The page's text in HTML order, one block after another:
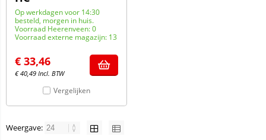
Op werkdagen voor 14:30
besteld, morgen in huis.
Voorraad Heerenveen: 0
Voorraad externe magazijn: 13
€ 33,46
€40,49 Incl. BTW
Vergelijken
Weergave: